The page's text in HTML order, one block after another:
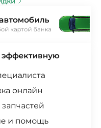
картой банка
онлайн
и помощь